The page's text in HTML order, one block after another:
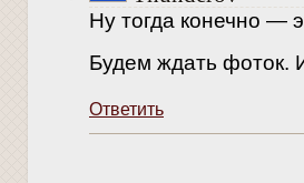
Ну тогда конечно —
Будем ждать фоток.
Ответить